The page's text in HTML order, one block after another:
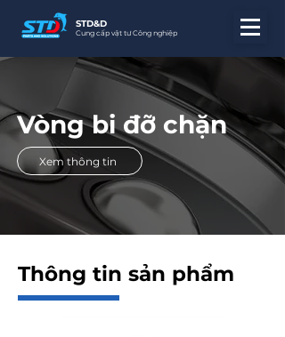
STD&D
Cung cấp vật tư Công nghiệp
Vòng bi đỡ chặn
Xem thông tin
Thông tin sản phẩm